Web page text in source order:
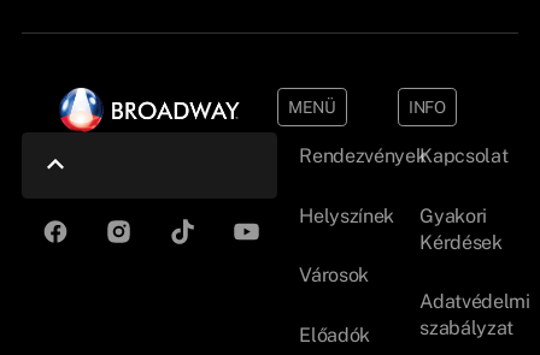
MENÜ
Rendezvények
Helyszínek
Városok
Előadók
INFO
Kapcsolat
Gyakori
Kérdések
Adatvédelmi
szabályzat